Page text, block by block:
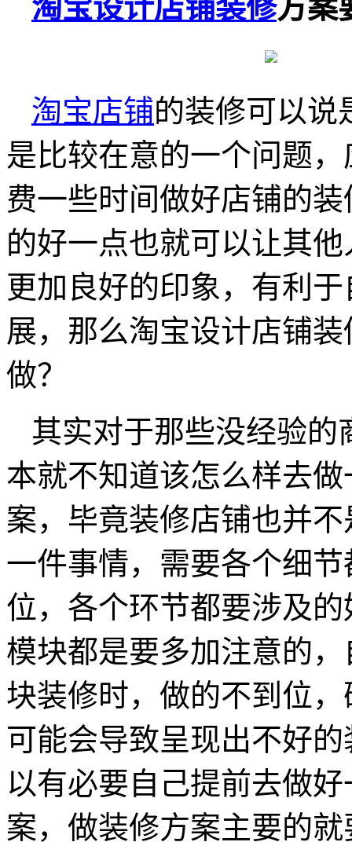
淘宝设计店铺装修方案
淘宝店铺的装修可以说
是比较在意的一个问题
费一些时间做好店铺的
的好一点也就可以让其
更加良好的印象，有利
展，那么淘宝设计店铺
做？
其实对于那些没经验的
本就不知道该怎么样去
案，毕竟装修店铺也并
一件事情，需要各个细
位，各个环节都要涉及
模块都是要多加注意的
块装修时，做的不到位
可能会导致呈现出不好
以有必要自己提前去做
案，做装修方案主要的